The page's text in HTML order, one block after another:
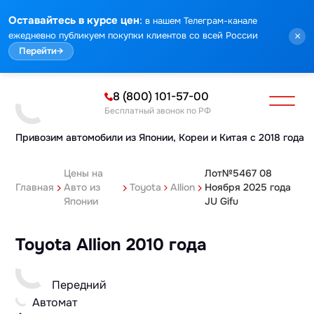
Оставайтесь в курсе цен: в нашем Телеграм-канале
ежедневно публикуем покупки клиентов со всей России
Перейти→
×
Привозим автомобили из Японии, Кореи и Китая с 2018 года
8 (800) 101-57-00
Бесплатный звонок по РФ
Главная
Цены на
Авто из
Японии
Toyota Allion
Лот№5467 08
Ноября 2025 года
JU Gifu
Toyota Allion 2010 года
Передний
Автомат